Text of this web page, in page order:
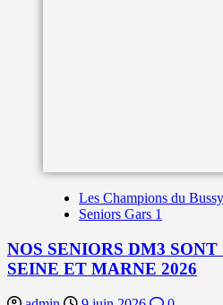
Les Champions du
Seniors Gars 1
NOS SENIORS DM3
SEINE ET MARNE 2026